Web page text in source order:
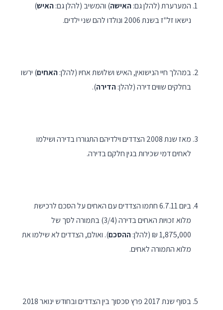
המערערת (להלן גם:האישה) והמשיב (להלן גם:האיש)
נישאו זל"ז בשנת 2006 ונולדו להם שני ילדים.
במהלך חיי הנישואין, האיש ושלושת אחיו (להלן:האחים) ירשו
בחלקים שווים דירה (להלן:הדירה).
מאז שנת 2008 הצדדים וילדיהם התגוררו בדירה ושילמו
לאחים דמי שכירות בגין חלקם בדירה.
ביום 6.7.11 חתמו הצדדים עם האחים על הסכם לרכישת
מלוא זכויות האחים בדירה (3/4) בתמורה לסך של
1,875,000 ₪ (להלן:
ההסכם). ואולם, הצדדים לא שילמו את
מלוא התמורה לאחים.
בסוף שנת 2017 פרץ סכסוך בין הצדדים ובחודש ינואר 2018